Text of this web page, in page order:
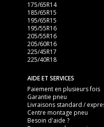
175/65R14
185/65R15
195/65R15
195/55R16
205/55R16
205/60R16
225/45R17
225/40R18
AIDE ET SERVICES
Paiement en plusieurs fois
Garantie pneu
Livraisons standard /
Centre montage pneu
Besoin d'aide ?